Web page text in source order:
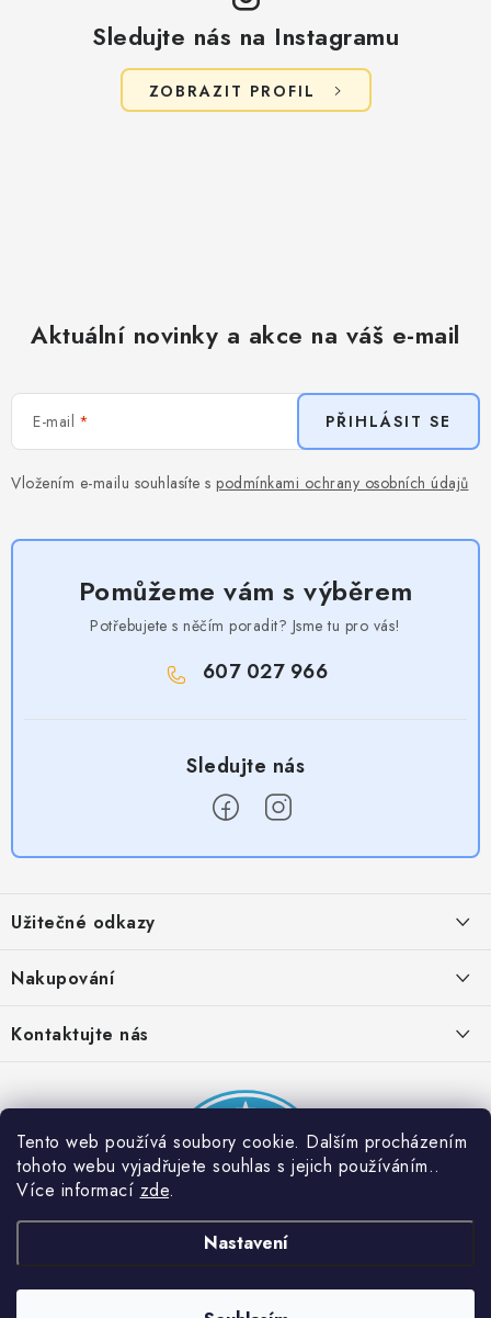
Tento web používá soubory cookie. Dalším procházením
tohoto webu vyjadřujete souhlas s jejich používáním..
Více informací zde.
Nastavení
Sledujte nás na Instagramu
ZOBRAZIT PROFIL
Aktuální novinky a akce na váš e-mail
E-mail
Vložením e-mailu souhlasíte s podmínkami ochrany osobních údajů
PŘIHLÁSIT SE
Pomůžeme vám s výběrem
Potřebujete s něčím poradit? Jsme tu pro vás!
607 027 966
p
a
Užitečné odkazy
Provizní systém
Partner stránek: Super plecháček
Nakupování
Podmínky akce 2 + 1 zdarma
Kontaktujte nás